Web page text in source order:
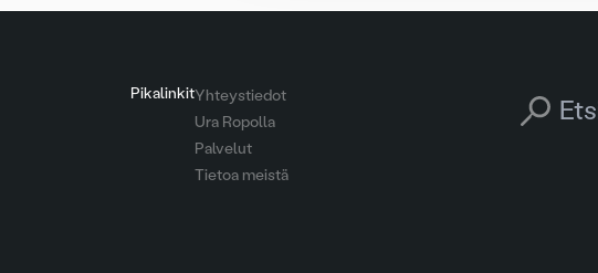
PikalinkitYhteystiedot
Ura Ropolla
Palvelut
Tietoa meistä
Search for: